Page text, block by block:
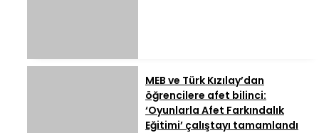
MEB ve Türk Kızılay’dan
öğrencilere afet bilinci:
‘Oyunlarla Afet Farkındalık
Eğitimi’ çalıştayı tamamlandı